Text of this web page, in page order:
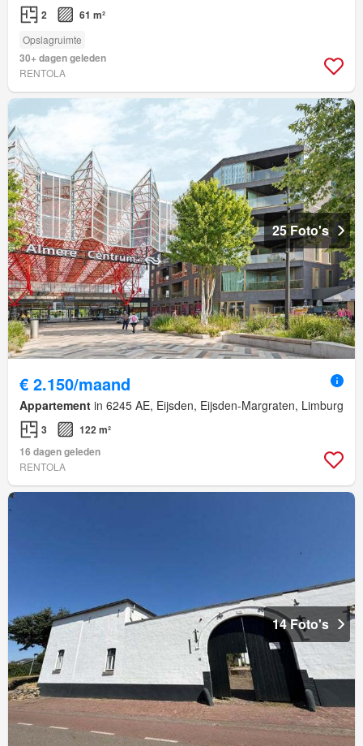
2 61 m²
Opslagruimte
30+ dagen geleden
RENTOLA
25 Foto's
€ 2.150/maand
Appartement in 6245 AE, Eijsden, Eijsden-Margraten, Limburg
3
122 m²
16 dagen geleden
RENTOLA
14 Foto's